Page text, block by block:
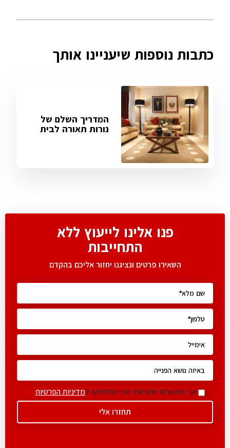
כתבות נוספות שיעניינו אותך
המדריך השלם של
נורות תאורה לבית
פנו אלינו לייעוץ ללא
התחייבות
השאירו פרטים ונציגנו יחזור אליכם בהקדם
אני מאשר/ת שקראתי ואני מסכים/ה למדיניות הפרטיות